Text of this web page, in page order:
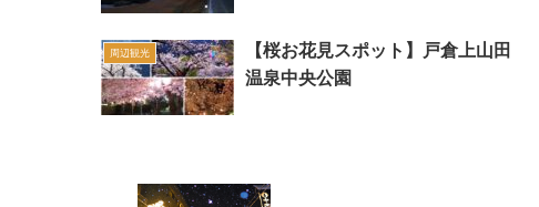
周辺観光
【桜お花見スポット】戸倉上山田
温泉中央公園